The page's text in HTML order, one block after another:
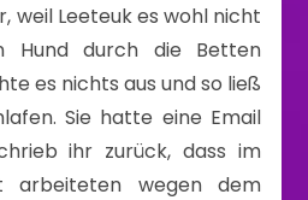
weil Leeteuk es wohl nicht
Hund durch die Betten
es nichts aus und so ließ
Sie hatte eine Email
ihr zurück, dass im
arbeiteten wegen dem